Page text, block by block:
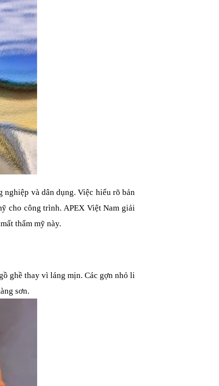
nghiệp và dân dụng. Việc hiểu rõ bản
cho công trình. APEX Việt Nam giải
thẩm mỹ này.
ghề thay vì láng mịn. Các gợn nhỏ li
sơn.